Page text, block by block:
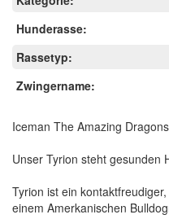
Hunderasse:
Rassetyp:
Zwingername:
Iceman The Amazing
Unser Tyrion steht gesunden
Tyrion ist ein
einem Amerkanischen